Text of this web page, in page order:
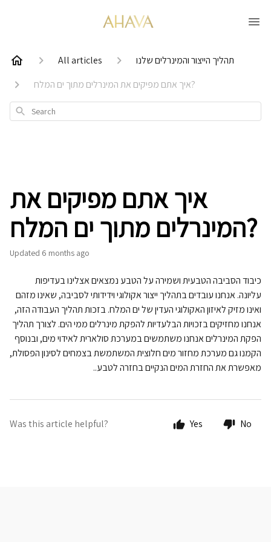
All articles
תהליך הייצור והמינרלים שלנו
איך אתם מפיקים את המינרלים מתוך ים המלח?
Search
איך אתם מפיקים את
המינרלים מתוך ים המלח?
Updated 6 months ago
כיבוד הסביבה הטבעית ושמירה על הטבע נמצאים אצלינו בעדיפות
עליונה. אנחנו עובדים בתהליך ייצור אקולוגי וידידותי לסביבה, שאינו מזהם
ואינו מזיק לאיזון האקולוגי העדין של ים המלח. בזכות תהליך העבודה הזה,
אנחנו מחזיקים בזכויות הבלעדיות להפקת מינרלים ממי הים. לצורך תהליך
הפקת המינרלים אנחנו משתמשים במערכת סולארית לאידוי מים, ובנוסף
הקמנו גם מערכת מחזור מים חלוצית המשתמשת בצמחים לסינון הפסולת,
מאפשרת את החזרת המים הנקיים בחזרה לטבע..
Was this article helpful? Yes No